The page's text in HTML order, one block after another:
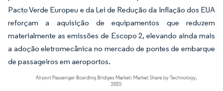
Pacto Verde Europeu e da Lei de Redução da Inflação dos EUA
reforçam a aquisição de equipamentos que reduzem
materialmente as emissões de Escopo 2, elevando ainda mais
a adoção eletromecânica no mercado de pontes de embarque
de passageiros em aeroportos.